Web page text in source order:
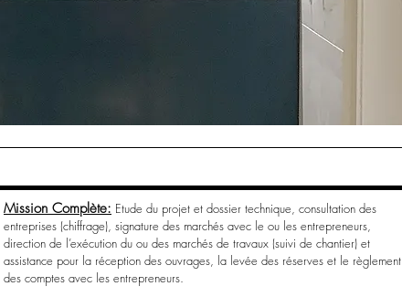
Mission Complète: Etude du projet et dossier technique, consultation des
entreprises (chiffrage), signature des marchés avec le ou les entrepreneurs,
direction de l’exécution du ou des marchés de travaux (suivi de chantier) et
assistance pour la réception des ouvrages, la levée des réserves et le règlement
des comptes avec les entrepreneurs.